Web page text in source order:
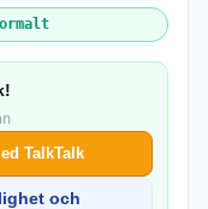
TalkTalk
och